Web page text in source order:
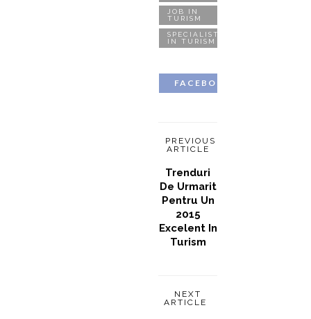
JOB IN
TURISM
SPECIALISTI
IN TURISM
FACEBOOK
PREVIOUS
ARTICLE
Trenduri
De Urmarit
Pentru Un
2015
Excelent In
Turism
NEXT
ARTICLE